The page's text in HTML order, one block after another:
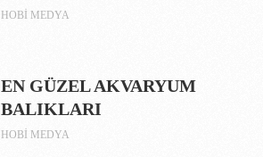
HOBI MEDYA
EN GÜZEL AKVARYUM
BALIKLARI
HOBI MEDYA